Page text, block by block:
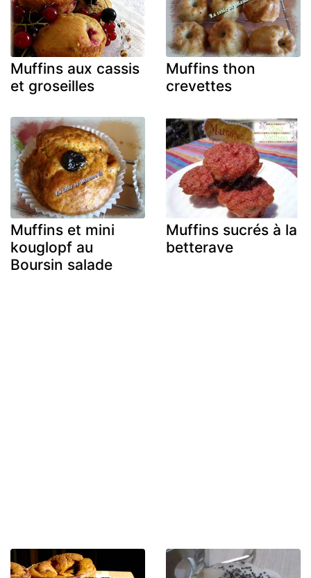
Muffins aux cassis
et groseilles
Muffins thon
crevettes
Muffins et mini
kouglopf au
Boursin salade
Muffins sucrés à la
betterave